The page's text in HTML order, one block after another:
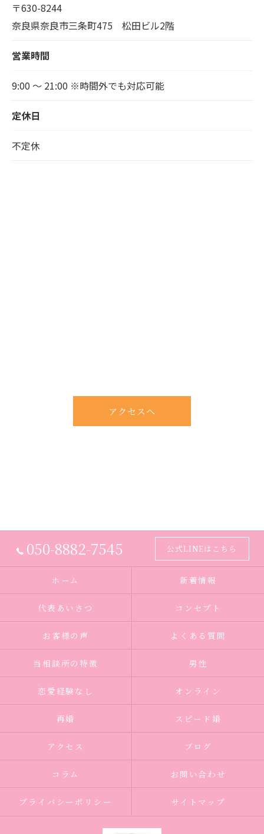
〒630-8244
奈良県奈良市三条町475 松田ビル2階
営業時間
9:00 ～ 21:00 ※時間外でも対応可能
定休日
不定休
アクセスへ
050-8882-7545 公式LINEはこちら
ホーム 新着情報
代表あいさつ コンセプト
お客様の声 よくある質問
当相談所の特徴 男性
恋愛経験なし オンライン
再婚 スピード婚
アクセス ブログ
コラム お問い合わせ
プライバシーポリシー サイトマップ